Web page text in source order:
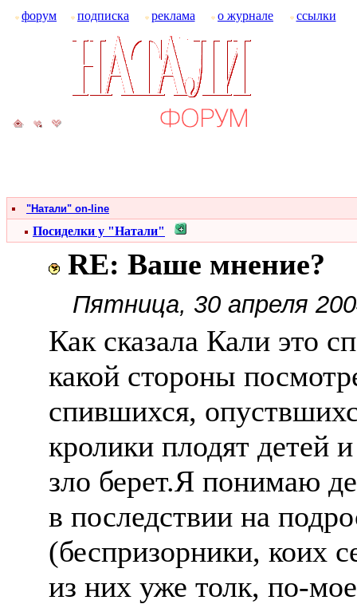
форум подписка реклама о журнале ссылки
"Натали" on-line
Посиделки у "Натали"
RE: Ваше мнение?
Пятница, 30 апреля
Как сказала Кали это
какой стороны
спившихся,
кролики плодят детей
зло берет.Я понимаю
в последствии на
(беспризорники, коих
из них уже толк, по-